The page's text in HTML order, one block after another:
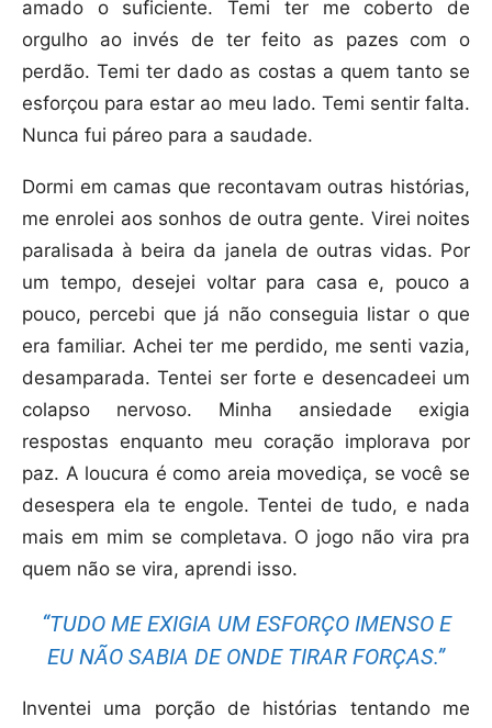
amado o suficiente. Temi ter me coberto de
orgulho ao invés de ter feito as pazes com o
perdão. Temi ter dado as costas a quem tanto se
esforçou para estar ao meu lado. Temi sentir falta.
Nunca fui páreo para a saudade.
Dormi em camas que recontavam outras histórias,
me enrolei aos sonhos de outra gente. Virei noites
paralisada à beira da janela de outras vidas. Por
um tempo, desejei voltar para casa e, pouco a
pouco, percebi que já não conseguia listar o que
era familiar. Achei ter me perdido, me senti vazia,
desamparada. Tentei ser forte e desencadeei um
colapso nervoso. Minha ansiedade exigia
respostas enquanto meu coração implorava por
paz. A loucura é como areia movediça, se você se
desespera ela te engole. Tentei de tudo, e nada
mais em mim se completava. O jogo não vira pra
quem não se vira, aprendi isso.
“TUDO ME EXIGIA UM ESFORÇO IMENSO E
EU NÃO SABIA DE ONDE TIRAR FORÇAS.”
Inventei uma porção de histórias tentando me